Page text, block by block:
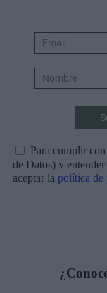
Para cumplir
de Datos) y
aceptar la política de